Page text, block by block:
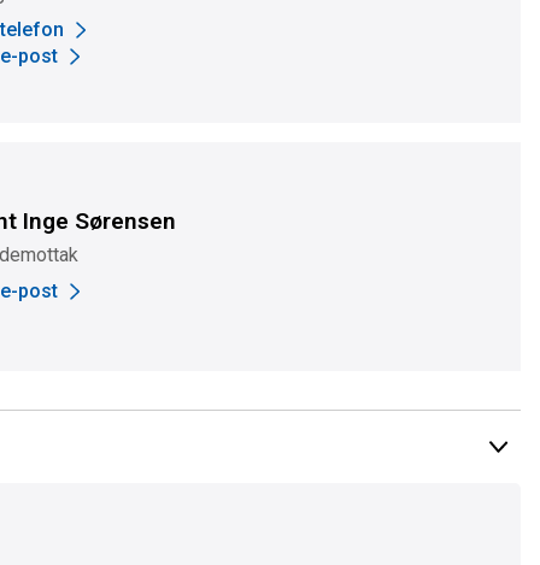
post
Inge Sørensen
post